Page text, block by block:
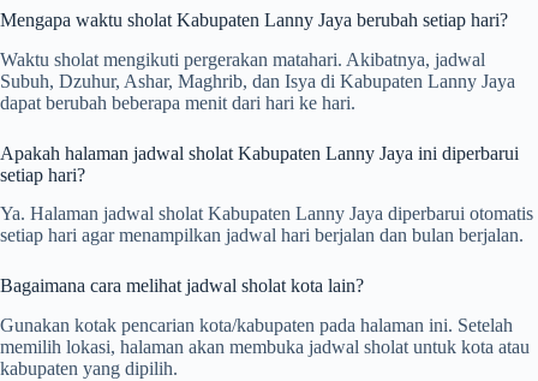
Mengapa waktu sholat Kabupaten Lanny Jaya berubah setiap hari?
Waktu sholat mengikuti pergerakan matahari. Akibatnya, jadwal
Subuh, Dzuhur, Ashar, Maghrib, dan Isya di Kabupaten Lanny Jaya
dapat berubah beberapa menit dari hari ke hari.
Apakah halaman jadwal sholat Kabupaten Lanny Jaya ini diperbarui
setiap hari?
Ya. Halaman jadwal sholat Kabupaten Lanny Jaya diperbarui otomatis
setiap hari agar menampilkan jadwal hari berjalan dan bulan berjalan.
Bagaimana cara melihat jadwal sholat kota lain?
Gunakan kotak pencarian kota/kabupaten pada halaman ini. Setelah
memilih lokasi, halaman akan membuka jadwal sholat untuk kota atau
kabupaten yang dipilih.